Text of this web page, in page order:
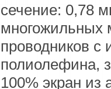
сечение: 0,78
многожильных
проводников с
полиолефина,
100% экран